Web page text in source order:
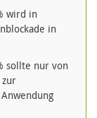
wird in
in
sollte nur von